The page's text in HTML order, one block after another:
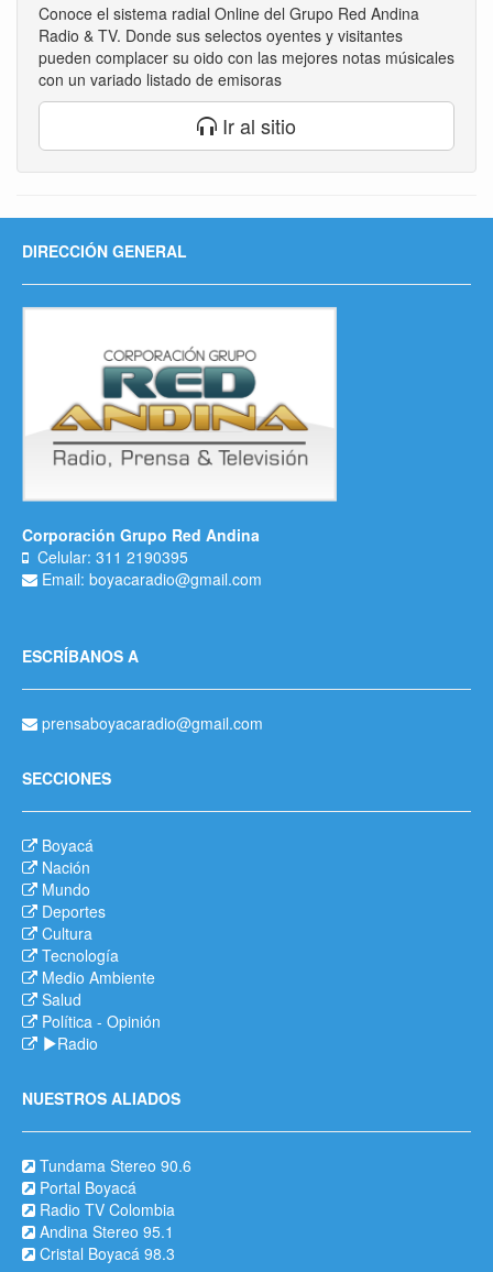
Conoce el sistema radial Online del Grupo Red Andina
Radio & TV. Donde sus selectos oyentes y visitantes
pueden complacer su oido con las mejores notas músicales
con un variado listado de emisoras
Ir al sitio
DIRECCIÓN GENERAL
Corporación Grupo Red Andina
Celular: 311 2190395
Email: boyacaradio@gmail.com
ESCRÍBANOS A
prensaboyacaradio@gmail.com
SECCIONES
Boyacá
Nación
Mundo
Deportes
Cultura
Tecnología
Medio Ambiente
Salud
Política - Opinión
Radio
NUESTROS ALIADOS
Tundama Stereo 90.6
Portal Boyacá
Radio TV Colombia
Andina Stereo 95.1
Cristal Boyacá 98.3